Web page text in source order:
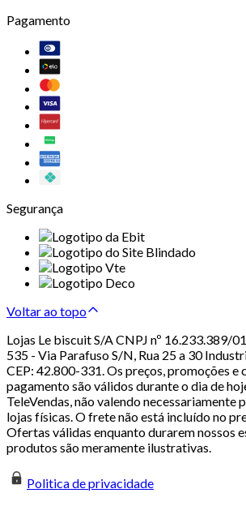
Pagamento
Segurança
Voltar ao topo
Lojas Le biscuit S/A CNPJ nº 16.233.389/
535 - Via Parafuso S/N, Rua 25 a 30
CEP: 42.800-331. Os preços, promoções e
pagamento são válidos durante o dia de
TeleVendas, não valendo necessariamente
lojas físicas. O frete não está incluído no
Ofertas válidas enquanto durarem nossos
produtos são meramente ilustrativas.
Politica de privacidade